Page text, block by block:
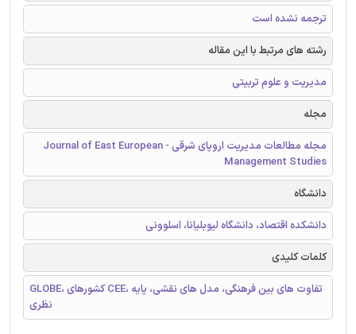
ترجمه نشده است
رشته های مرتبط با این مقاله
مدیریت و علوم تربیتی
مجله
مجله مطالعات مدیریت اروپای شرقی - Journal of East European
Management Studies
دانشگاه
دانشکده اقتصاد، دانشگاه لیوبلیانا، اسلوونی
کلمات کلیدی
GLOBE، کشورهای CEE، تفاوت های بین فرهنگی، مدل های نقشی، پایه
نظری